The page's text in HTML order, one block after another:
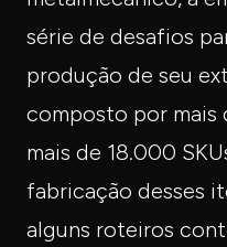
série de desafios
produção de seu
composto por mais
mais de 18.000
fabricação desses
alguns roteiros